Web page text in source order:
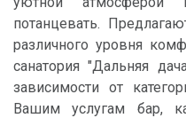
потанцевать.
различного уровня
санатория "Дальняя
зависимости от
Вашим услугам бар,